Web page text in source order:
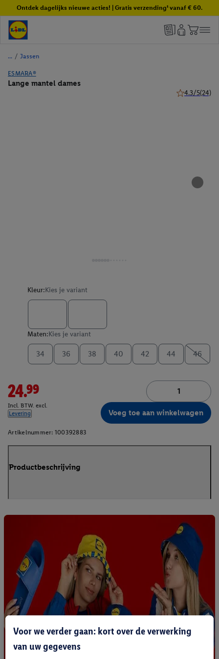
Ontdek dagelijks nieuwe acties! | Gratis verzending¹ vanaf € 60.
/ Jassen
ESMARA®
Lange mantel dames
4.3/5(24)
Kleur:Kies je variant
Maten:Kies je variant
34 36 38 40 42 44 46
24.99
Incl. BTW. excl.
Levering
Voeg toe aan winkelwagen
Artikelnummer: 100392883
Productbeschrijving
Voor we verder gaan: kort over de verwerking
van uw gegevens